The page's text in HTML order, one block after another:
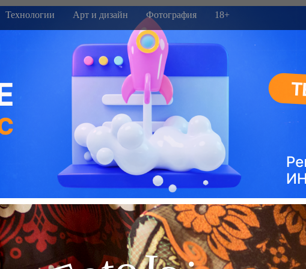
Технологии Арт и дизайн Фотография 18+